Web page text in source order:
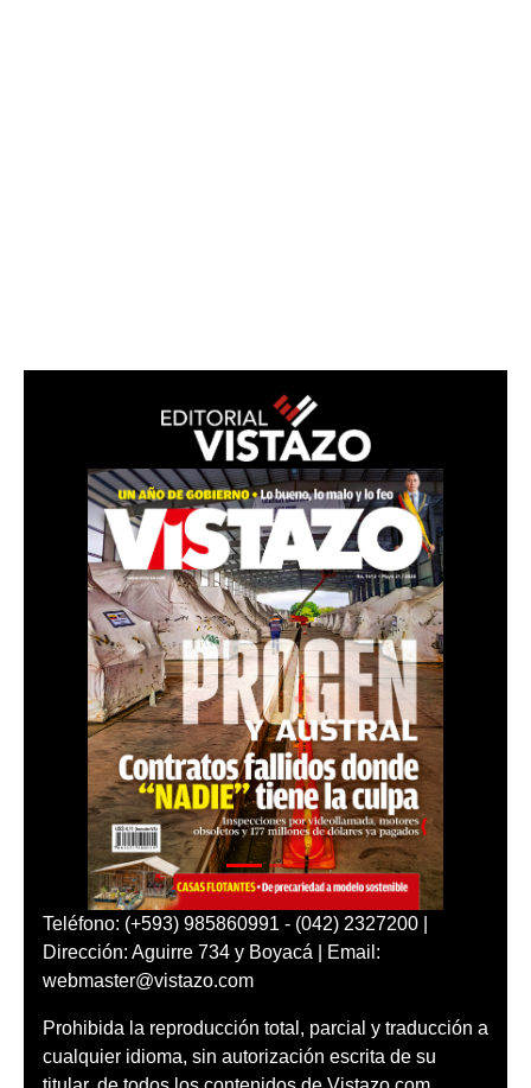
Teléfono: (+593) 985860991 - (042) 2327200 |
Dirección: Aguirre 734 y Boyacá | Email:
webmaster@vistazo.com
Prohibida la reproducción total, parcial y traducción a
cualquier idioma, sin autorización escrita de su